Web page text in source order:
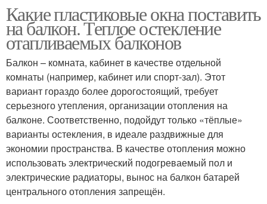
Какие пластиковые окна поставить
на балкон. Теплое остекление
отапливаемых балконов
Балкон – комната, кабинет в качестве отдельной
комнаты (например, кабинет или спорт-зал). Этот
вариант гораздо более дорогостоящий, требует
серьезного утепления, организации отопления на
балконе. Соответственно, подойдут только «тёплые»
варианты остекления, в идеале раздвижные для
экономии пространства. В качестве отопления можно
использовать электрический подогреваемый пол и
электрические радиаторы, вынос на балкон батарей
центрального отопления запрещён.